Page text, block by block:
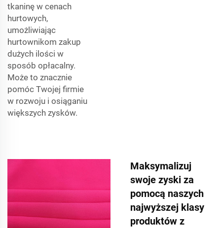
tkaninę w cenach
hurtowych,
umożliwiając
hurtownikom zakup
dużych ilości w
sposób opłacalny.
Może to znacznie
pomóc Twojej firmie
w rozwoju i osiąganiu
większych zysków.
Maksymalizuj
swoje zyski za
pomocą naszych
najwyższej klasy
produktów z